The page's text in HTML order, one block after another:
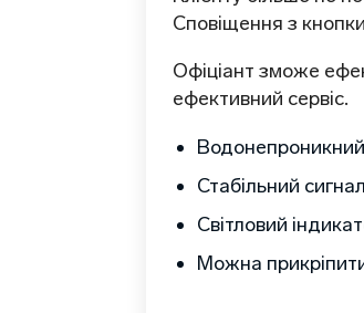
Сповіщення з
Офіціант зможе
ефективний сервіс.
Стабільний
Світловий
Можна